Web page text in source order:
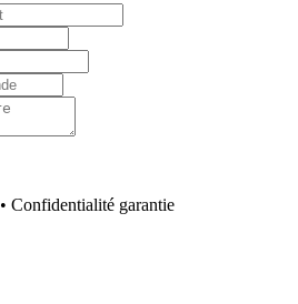
Confidentialité garantie